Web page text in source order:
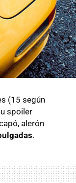
(15 según
spoiler
alerón
.